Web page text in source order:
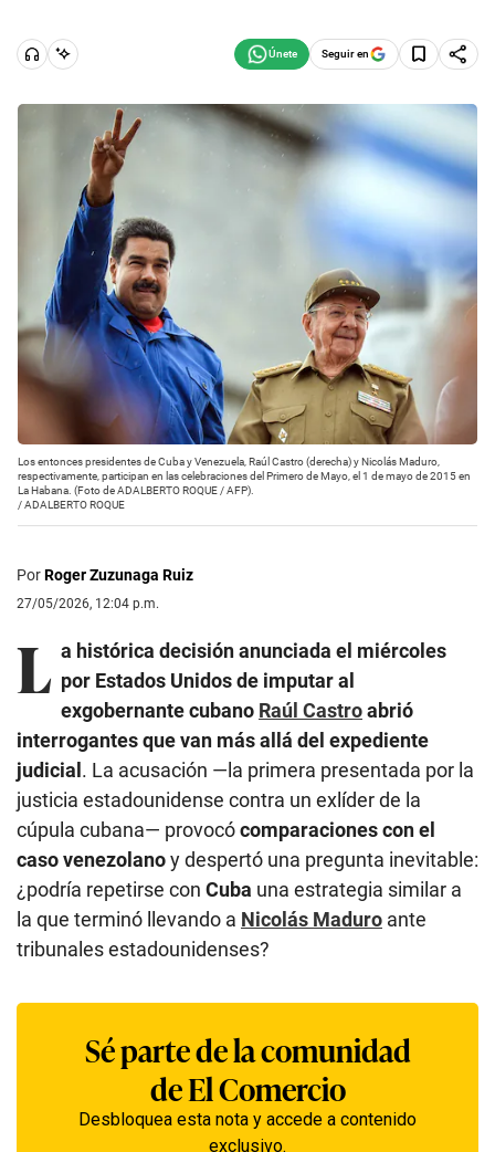
Seguir en
Los entonces presidentes de Cuba y Venezuela, Raúl Castro (derecha) y Nicolás Maduro,
respectivamente, participan en las celebraciones del Primero de Mayo, el 1 de mayo de 2015 en
La Habana. (Foto de ADALBERTO ROQUE / AFP).
/ADALBERTO ROQUE
PorRoger Zuzunaga Ruiz
27/05/2026, 12:04 p.m.
L a histórica decisión anunciada el miércoles
por Estados Unidos de imputar al
exgobernante cubano Raúl Castroabrió
interrogantes que van más allá del expediente
judicial. La acusación —la primera presentada por la
justicia estadounidense contra un exlíder de la
cúpula cubana— provocócomparaciones con el
caso venezolanoy despertó una pregunta inevitable:
¿podría repetirse con Cuba una estrategia similar a
la que terminó llevando a Nicolás Maduro ante
tribunales estadounidenses?